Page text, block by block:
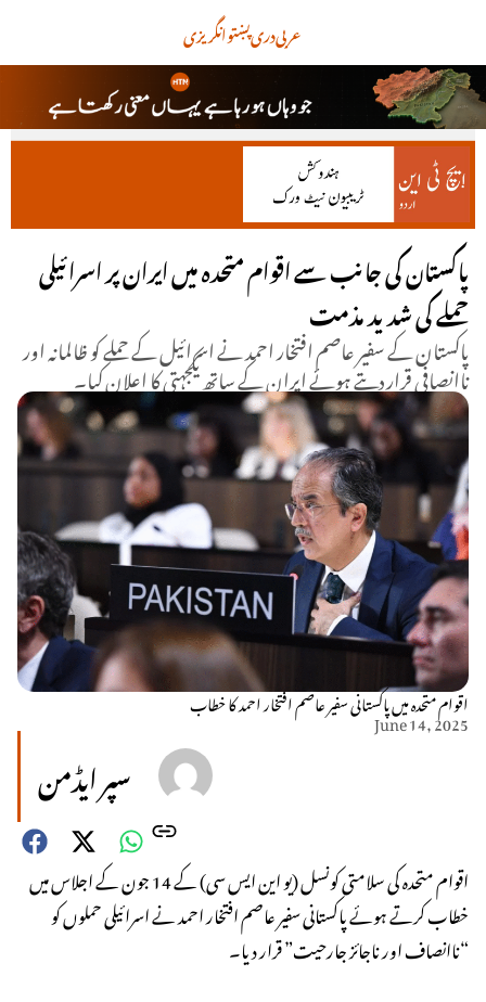
انگریزیپښتودریعربی
پاکستان کی جانب سے اقوام متحدہ میں ایران پر اسرائیلی
حملے کی شدید مذمت
پاکستان کے سفیر عاصم افتخار احمد نے اسرائیل کے حملے کو ظالمانہ اور
ناانصافی قرار دیتے ہوئے ایران کے ساتھ یکجہتی کا اعلان کیا۔
اقوام متحدہ میں پاکستانی سفیر عاصم افتخار احمد کا خطاب
June 14, 2025
سپر ایڈمن
اقوام متحدہ کی سلامتی کونسل (یو این ایس سی) کے 14 جون کے اجلاس میں
خطاب کرتے ہوئے پاکستانی سفیر عاصم افتخار احمد نے اسرائیلی حملوں کو
“ناانصاف اور ناجائز جارحیت” قرار دیا۔